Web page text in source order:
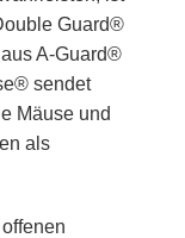
Guard®
A-Guard®
sendet
Mäuse und
als